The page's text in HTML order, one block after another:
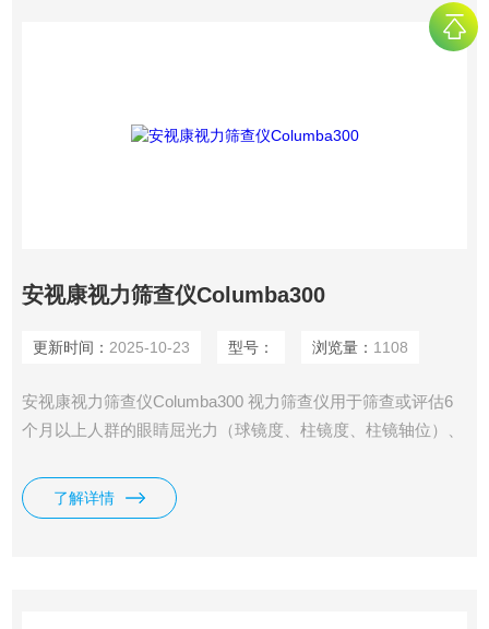
安视康视力筛查仪Columba300
更新时间： 2025-10-23 型号： 浏览量： 1108
安视康视力筛查仪Columba300 视力筛查仪用于筛查或评估6
个月以上人群的眼睛屈光力（球镜度、柱镜度、柱镜轴位）、
患者。不用于人眼屈光状态的诊断。
了解详情